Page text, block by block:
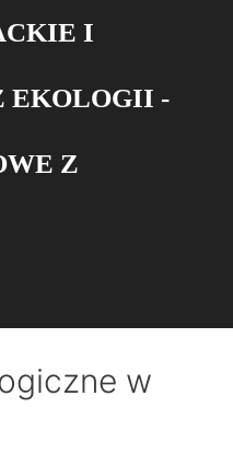
I
EKOLOGII -
Z
w